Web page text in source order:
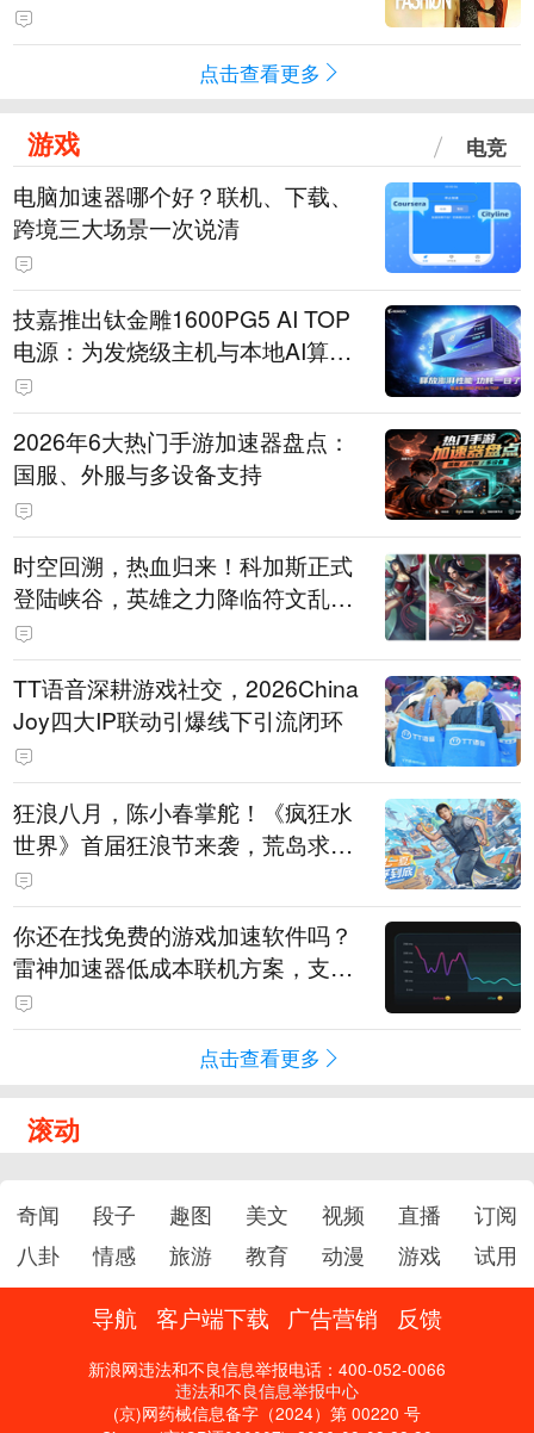
点击查看更多
游戏 电竞
电脑加速器哪个好？联机、下载、
跨境三大场景一次说清
技嘉推出钛金雕1600PG5 AI TOP
电源：为发烧级主机与本地AI算力
打造旗舰供电方案
2026年6大热门手游加速器盘点：
国服、外服与多设备支持
时空回溯，热血归来！科加斯正式
登陆峡谷，英雄之力降临符文乱
斗！
TT语音深耕游戏社交，2026China
Joy四大IP联动引爆线下引流闭环
狂浪八月，陈小春掌舵！《疯狂水
世界》首届狂浪节来袭，荒岛求生
直播即将开启
你还在找免费的游戏加速软件吗？
雷神加速器低成本联机方案，支持
免费试用
点击查看更多
滚动
奇闻 段子 趣图 美文 视频 直播
订阅
八卦
情感 旅游 教育 动漫 游戏 试用
导航 客户端下载 广告营销 反馈
新浪网违法和不良信息举报电话：400-052-0066
违法和不良信息举报中心
(京)网药械信息备字（2024）第 00220 号